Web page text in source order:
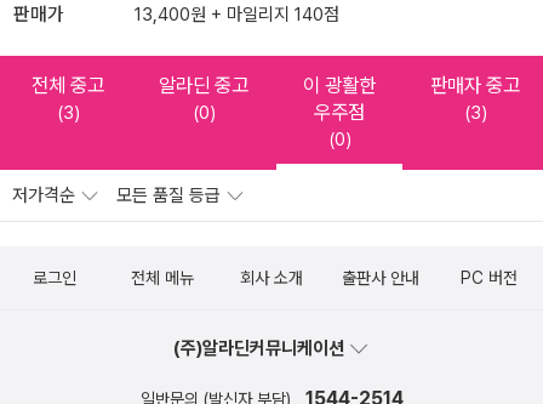
판매가 13,400원 + 마일리지 140점
전체 중고
(3)
알라딘 중고
(0)
이 광활한
우주점
(0)
판매자 중고
(3)
저가격순 모든 품질 등급
로그인 전체 메뉴 회사 소개 출판사 안내 PC 버전
(주)알라딘커뮤니케이션
일반문의 (발신자 부담) 1544-2514